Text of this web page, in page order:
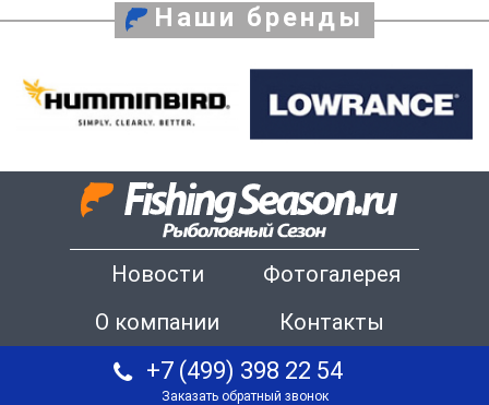
Наши бренды
Новости
Фотогалерея
О компании
Контакты
+7 (499) 398 22 54
Заказать обратный звонок